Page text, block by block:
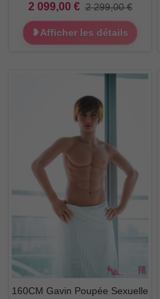
2 099,00 € 2 299,00 €
❥Afficher les détails
160CM Gavin Poupée Sexuelle